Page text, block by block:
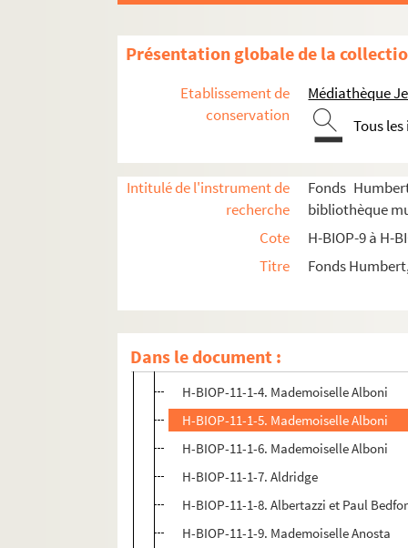
Présentation globale de la
Etablissement de
conservation
Médiathèque
Tous
Intitulé de l'instrument de
recherche
Fonds
bibliothèque
Cote
H-BIOP-9 à H-
Titre
Fonds
Dans le document :
H-BIOP-9. Portraits de personnages du
H-BIOP-10. Portraits des personnages lettrés
H-BIOP-11. Portraits des personnages de
H-BIOP-11-1. Comédiens et sportifs dont
H-BIOP-11-1-1. Alarm
H-BIOP-11-1-2. Mademoiselle Agar
H-BIOP-11-1-3. H. Albani
H-BIOP-11-1-4. Mademoiselle Alboni
H-BIOP-11-1-5. Mademoiselle Alboni
H-BIOP-11-1-6. Mademoiselle Alboni
H-BIOP-11-1-7. Aldridge
H-BIOP-11-1-8. Albertazzi et Paul
H-BIOP-11-1-9. Mademoiselle Anosta